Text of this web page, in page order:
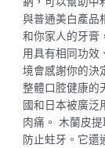
與普通美白產品
和你家人的牙膏
用具有相同功效
境會感謝你的決
整體口腔健康的
國和日本被廣泛
肉痛。 木蘭皮
防止蛀牙。它還